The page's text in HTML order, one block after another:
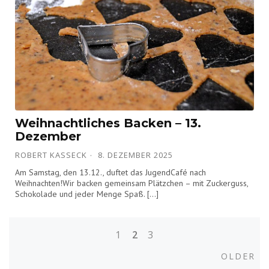
Weihnachtliches Backen – 13.
Dezember
ROBERT KASSECK
8. DEZEMBER 2025
Am Samstag, den 13.12., duftet das JugendCafé nach
Weihnachten!Wir backen gemeinsam Plätzchen – mit Zuckerguss,
Schokolade und jeder Menge Spaß. […]
1 2
3
OLDER